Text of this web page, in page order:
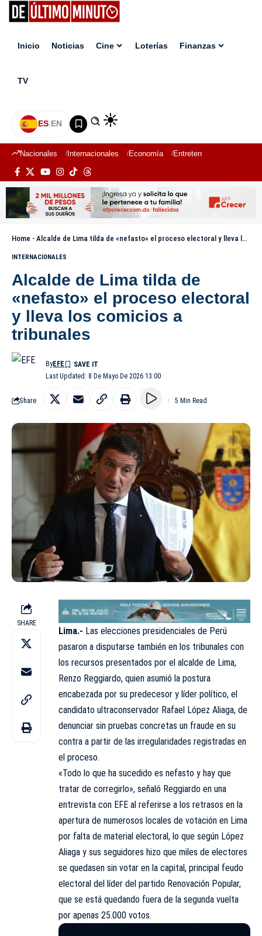
Inicio Noticias Cine Loterías Finanzas
TV
ES|EN
Nacionales Internacionales Economía Entretenimiento
Home - Alcalde de Lima tilda de «nefasto» el proceso electoral y lleva los comicios a tribunales
INTERNACIONALES
Alcalde de Lima tilda de
«nefasto» el proceso electoral
y lleva los comicios a
tribunales
Last Updated: 8 De Mayo De 2026 13:00
ByEFE
Share 5 Min Read
SHARE
Lima.- Las elecciones presidenciales de Perú
pasaron a disputarse también en los tribunales con
los recursos presentados por el alcalde de Lima,
Renzo Reggiardo, quien asumió la postura
encabezada por su predecesor y líder político, el
candidato ultraconservador Rafael López Aliaga, de
denunciar sin pruebas concretas un fraude en su
contra a partir de las irregularidades registradas en
el proceso.
«Todo lo que ha sucedido es nefasto y hay que
tratar de corregirlo», señaló Reggiardo en una
entrevista con EFE al referirse a los retrasos en la
apertura de numerosos locales de votación en Lima
por falta de material electoral, lo que según López
Aliaga y sus seguidores hizo que miles de electores
se quedasen sin votar en la capital, principal feudo
electoral del líder del partido Renovación Popular,
que se está quedando fuera de la segunda vuelta
por apenas 25.000 votos.